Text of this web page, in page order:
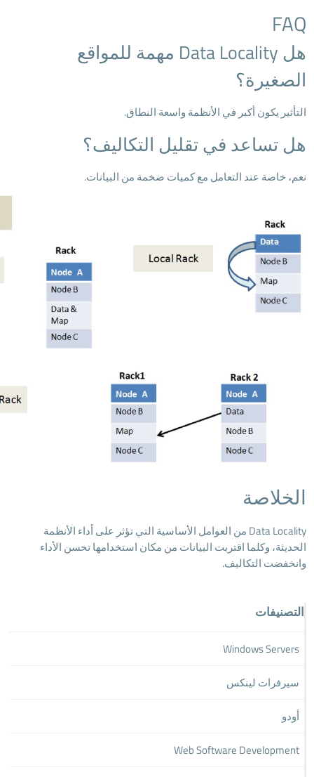
FAQ
هل Data Locality مهمة للمواقع
الصغيرة؟
التأثير يكون أكبر في الأنظمة واسعة النطاق.
هل تساعد في تقليل التكاليف؟
نعم، خاصة عند التعامل مع كميات ضخمة من البيانات.
الخلاصة
Data Locality من العوامل الأساسية التي تؤثر على أداء الأنظمة
الحديثة، وكلما اقتربت البيانات من مكان استخدامها تحسن الأداء
وانخفضت التكاليف.
التصنيفات
Windows Servers
سيرفرات لينكس
أودو
Web Software Development